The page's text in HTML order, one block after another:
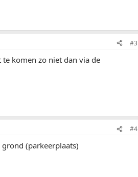
#3
komen zo niet dan via de
#4
(parkeerplaats)